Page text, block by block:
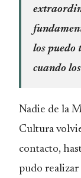
los puedo
cuando
Nadie de la
Cultura
contacto,
pudo